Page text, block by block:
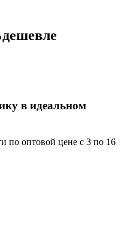
дешевле
в идеальном
по оптовой цене с 3 по 16